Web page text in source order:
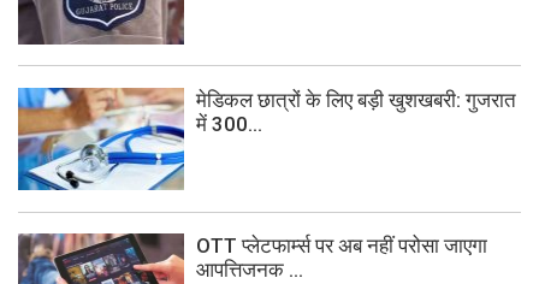
मेडिकल छात्रों के लिए बड़ी खुशखबरी: गुजरात
में 300...
OTT प्लेटफार्म्स पर अब नहीं परोसा जाएगा
आपत्तिजनक ...